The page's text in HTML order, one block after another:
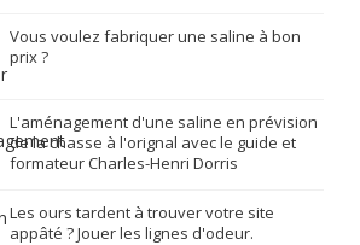
Vous voulez fabriquer une saline à bon
prix ?
L'aménagement d'une saline en prévision
de la chasse à l'orignal avec le guide et
formateur Charles-Henri Dorris
Les ours tardent à trouver votre site
appâté ? Jouer les lignes d'odeur.